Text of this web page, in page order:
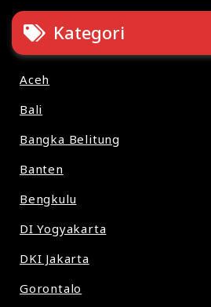
Kategori
Aceh
Bali
Bangka Belitung
Banten
Bengkulu
DI Yogyakarta
DKI Jakarta
Gorontalo